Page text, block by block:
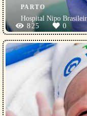
PARTO
Hospital Nipo
825
0